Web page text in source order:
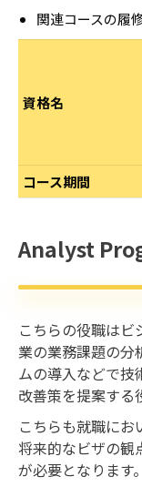
関連コースの履
資格名
コース期間
Analyst
こちらの役職は
業の業務課題の分
ムの導入などで技
改善策を提案する
こちらも就職にお
将来的なビザの
が必要となります。